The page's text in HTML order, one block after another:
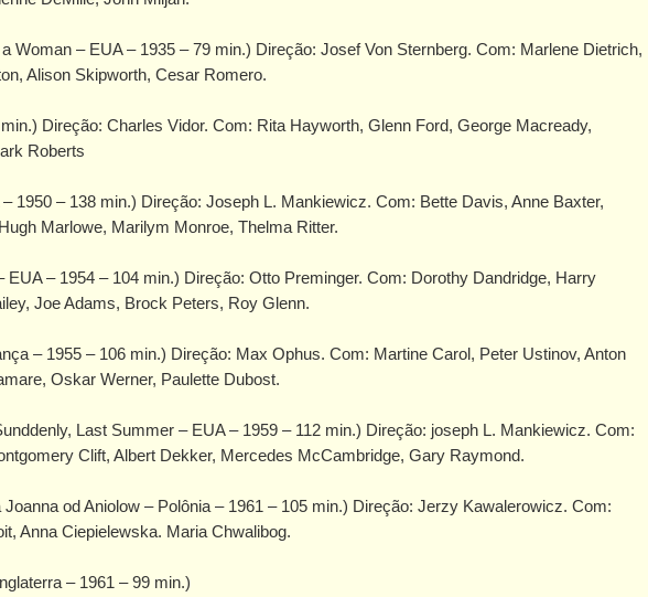
Woman – EUA – 1935 – 79 min.) Direção: Josef Von Sternberg. Com: Marlene Dietrich,
Alison Skipworth, Cesar Romero.
Direção: Charles Vidor. Com: Rita Hayworth, Glenn Ford, George Macready,
Roberts
1950 – 138 min.) Direção: Joseph L. Mankiewicz. Com: Bette Davis, Anne Baxter,
Marlowe, Marilym Monroe, Thelma Ritter.
EUA – 1954 – 104 min.) Direção: Otto Preminger. Com: Dorothy Dandridge, Harry
Joe Adams, Brock Peters, Roy Glenn.
– 1955 – 106 min.) Direção: Max Ophus. Com: Martine Carol, Peter Ustinov, Anton
Oskar Werner, Paulette Dubost.
Last Summer – EUA – 1959 – 112 min.) Direção: joseph L. Mankiewicz. Com:
Clift, Albert Dekker, Mercedes McCambridge, Gary Raymond.
Joanna od Aniolow – Polônia – 1961 – 105 min.) Direção: Jerzy Kawalerowicz. Com:
Anna Ciepielewska. Maria Chwalibog.
– 1961 – 99 min.)